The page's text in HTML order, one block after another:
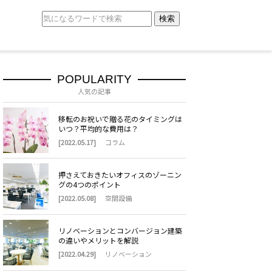
検索
POPULARITY
人気の記事
移転のお祝いで贈る花のタイミングは
いつ？平均的な費用は？
[2022.05.17] コラム
押さえておきたいオフィスのゾーニン
グの4つのポイント
[2022.05.08] 空間設備
リノベーションとコンバージョン建築
の違いやメリットを解説
[2022.04.29] リノベーション